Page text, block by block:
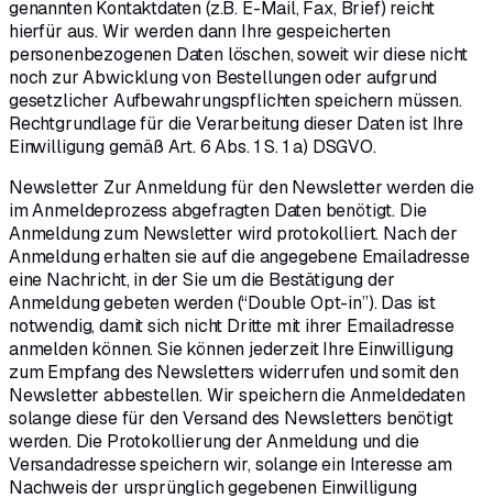
genannten Kontaktdaten (z.B. E-Mail, Fax, Brief) reicht
hierfür aus. Wir werden dann Ihre gespeicherten
personenbezogenen Daten löschen, soweit wir diese nicht
noch zur Abwicklung von Bestellungen oder aufgrund
gesetzlicher Aufbewahrungspflichten speichern müssen.
Rechtgrundlage für die Verarbeitung dieser Daten ist Ihre
Einwilligung gemäß Art. 6 Abs. 1 S. 1 a) DSGVO.
Newsletter Zur Anmeldung für den Newsletter werden die
im Anmeldeprozess abgefragten Daten benötigt. Die
Anmeldung zum Newsletter wird protokolliert. Nach der
Anmeldung erhalten sie auf die angegebene Emailadresse
eine Nachricht, in der Sie um die Bestätigung der
Anmeldung gebeten werden (“Double Opt-in”). Das ist
notwendig, damit sich nicht Dritte mit ihrer Emailadresse
anmelden können. Sie können jederzeit Ihre Einwilligung
zum Empfang des Newsletters widerrufen und somit den
Newsletter abbestellen. Wir speichern die Anmeldedaten
solange diese für den Versand des Newsletters benötigt
werden. Die Protokollierung der Anmeldung und die
Versandadresse speichern wir, solange ein Interesse am
Nachweis der ursprünglich gegebenen Einwilligung